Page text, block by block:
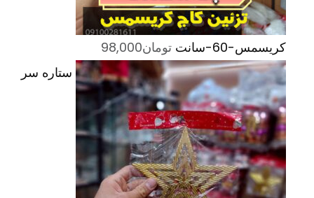
کریسمس-60-سانت تومان98,000
ستاره سر